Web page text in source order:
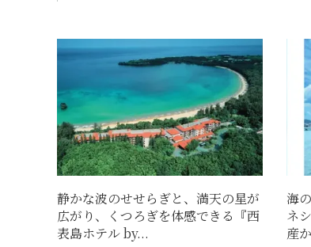
静かな波のせせらぎと、満天の星が
広がり、くつろぎを体感できる『西
表島ホテル by...
海
ネ
産